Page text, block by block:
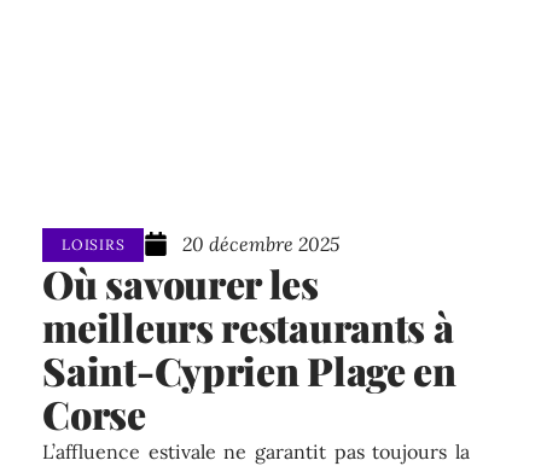
LOISIRS 20 décembre 2025
Où savourer les
meilleurs restaurants à
Saint-Cyprien Plage en
Corse
L’affluence estivale ne garantit pas toujours la